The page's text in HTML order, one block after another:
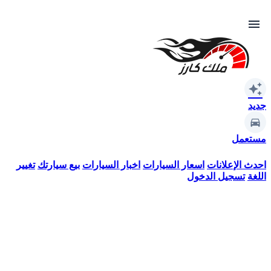
menu
auto_awesome
جديد
مستعمل
احدث الإعلانات اسعار السيارات اخبار السيارات بيع سيارتك تغيير
اللغة تسجيل الدخول